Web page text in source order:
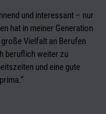
und interessant – nur
hat in meiner Generation
Vielfalt an Berufen
beruflich weiter zu
und eine gute